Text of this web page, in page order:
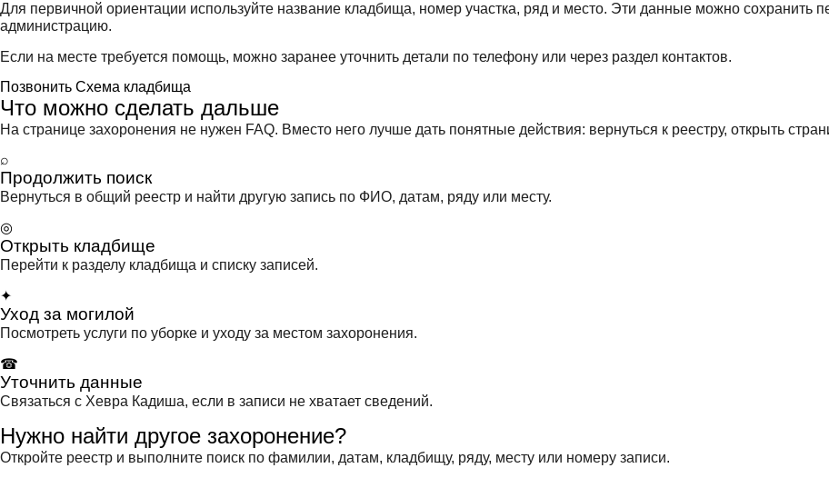
Для первичной ориентации используйте название кладбища, номер участка, ряд и место. Эти данные можно
администрацию.
Если на месте требуется помощь, можно заранее уточнить детали по телефону или через раздел контактов.
Позвонить Схема кладбища
Что можно сделать дальше
На странице захоронения не нужен FAQ. Вместо него лучше дать понятные действия: вернуться к реестру, открыть
⌕
Продолжить поиск
Вернуться в общий реестр и найти другую запись по ФИО, датам, ряду или месту.
◎
Открыть кладбище
Перейти к разделу кладбища и списку записей.
✦
Уход за могилой
Посмотреть услуги по уборке и уходу за местом захоронения.
☎
Уточнить данные
Связаться с Хевра Кадиша, если в записи не хватает сведений.
Нужно найти другое захоронение?
Откройте реестр и выполните поиск по фамилии, датам, кладбищу, ряду, месту или номеру записи.